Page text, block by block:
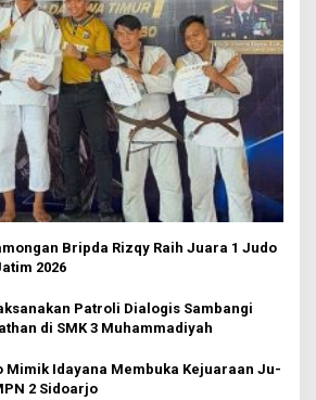
Bripda Rizqy Raih Juara 1 Judo
2026
Patroli Dialogis Sambangi
di SMK 3 Muhammadiyah
Mimik Idayana Membuka Kejuaraan Ju-
2 Sidoarjo